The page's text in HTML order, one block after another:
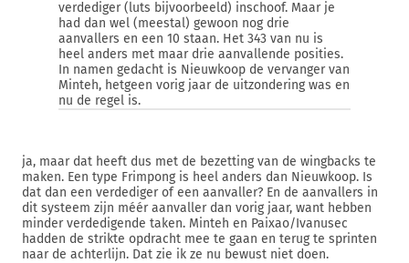
verdediger (luts bijvoorbeeld) inschoof. Maar je
had dan wel (meestal) gewoon nog drie
aanvallers en een 10 staan. Het 343 van nu is
heel anders met maar drie aanvallende posities.
In namen gedacht is Nieuwkoop de vervanger van
Minteh, hetgeen vorig jaar de uitzondering was en
nu de regel is.
ja, maar dat heeft dus met de bezetting van de wingbacks te
maken. Een type Frimpong is heel anders dan Nieuwkoop. Is
dat dan een verdediger of een aanvaller? En de aanvallers in
dit systeem zijn méér aanvaller dan vorig jaar, want hebben
minder verdedigende taken. Minteh en Paixao/Ivanusec
hadden de strikte opdracht mee te gaan en terug te sprinten
naar de achterlijn. Dat zie ik ze nu bewust niet doen.